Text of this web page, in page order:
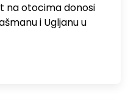
na otocima donosi
i Ugljanu u